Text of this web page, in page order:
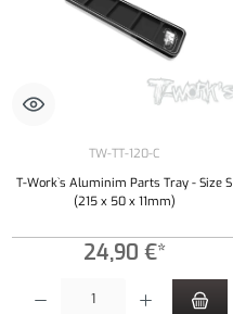
TW-TT-120-C
T-Work`s Aluminim Parts Tray - Size S
(215 x 50 x 11mm)
24,90 €*